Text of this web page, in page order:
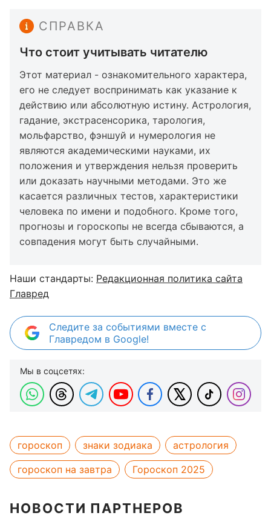
СПРАВКА
Что стоит учитывать читателю
Этот материал - ознакомительного характера,
его не следует воспринимать как указание к
действию или абсолютную истину. Астрология,
гадание, экстрасенсорика, тарология,
мольфарство, фэншуй и нумерология не
являются академическими науками, их
положения и утверждения нельзя проверить
или доказать научными методами. Это же
касается различных тестов, характеристики
человека по имени и подобного. Кроме того,
прогнозы и гороскопы не всегда сбываются, а
совпадения могут быть случайными.
Наши стандарты: Редакционная политика сайта
Главред
Следите за событиями вместе с
Главредом в Google!
Мы в соцсетях:
гороскоп знаки зодиака
астрология
гороскоп на завтра
Гороскоп 2025
НОВОСТИ ПАРТНЕРОВ